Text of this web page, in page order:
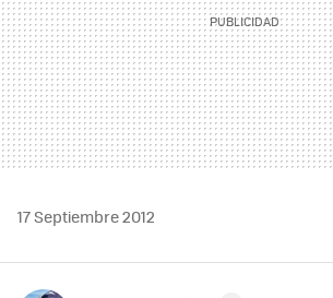
17 Septiembre 2012